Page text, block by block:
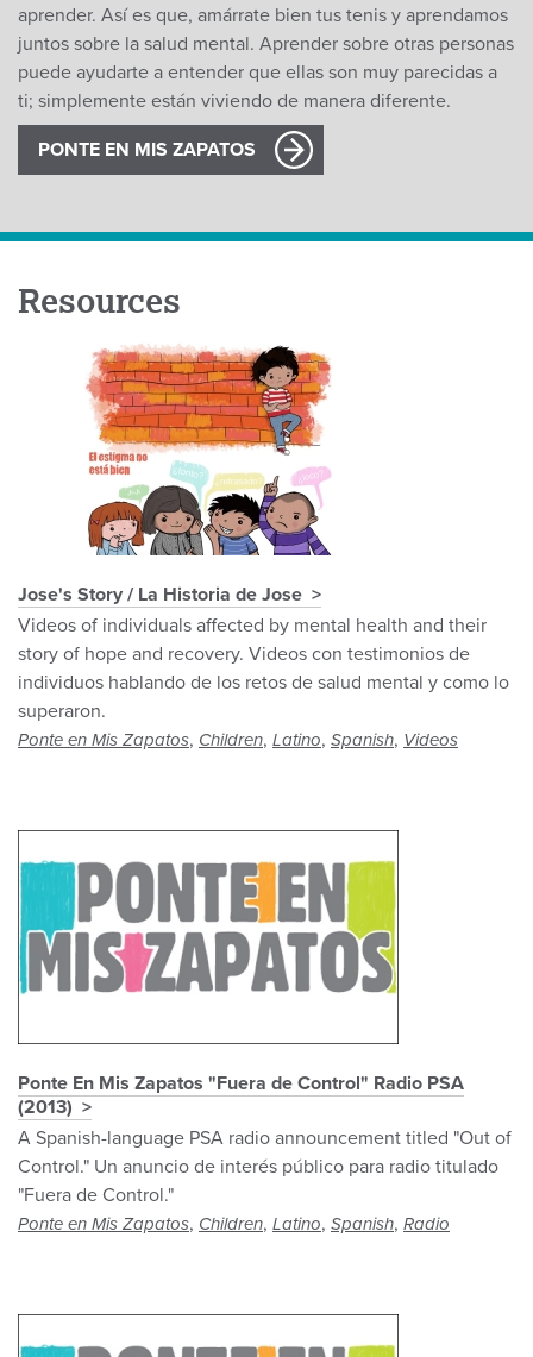
aprender. Así es que, amárrate bien tus tenis y aprendamos
juntos sobre la salud mental. Aprender sobre otras personas
puede ayudarte a entender que ellas son muy parecidas a
ti; simplemente están viviendo de manera diferente.
PONTE EN MIS ZAPATOS
Resources
Jose's Story / La Historia de Jose
Videos of individuals affected by mental health and their
story of hope and recovery. Videos con testimonios de
individuos hablando de los retos de salud mental y como lo
superaron.
Ponte en Mis Zapatos, Children, Latino, Spanish, Videos
Ponte En Mis Zapatos "Fuera de Control" Radio PSA
(2013)
A Spanish-language PSA radio announcement titled "Out of
Control." Un anuncio de interés público para radio titulado
"Fuera de Control."
Ponte en Mis Zapatos, Children, Latino, Spanish, Radio